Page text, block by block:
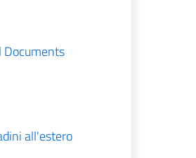
Documents
all'estero